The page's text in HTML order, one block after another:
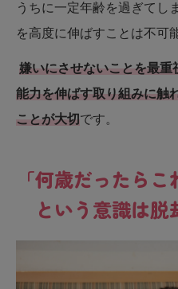
うちに一定年齢を過ぎてし
を高度に伸ばすことは不可
嫌いにさせないことを最
能力を伸ばす取り組みに触
ことが大切 です。
「何歳だったら
という意識は